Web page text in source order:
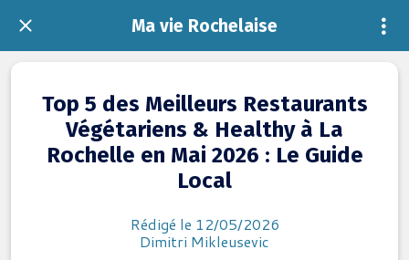
Ma vie Rochelaise
Top 5 des Meilleurs Restaurants
Végétariens & Healthy à La
Rochelle en Mai 2026 : Le Guide
Local
Rédigé le 12/05/2026
Dimitri Mikleusevic